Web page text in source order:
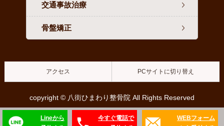
Lineから
今すぐ電話で
WEBフォーム
交通事故治療
骨盤矯正
アクセス PCサイトに切り替え
copyright © 八街ひまわり整骨院 All Rights Reserved